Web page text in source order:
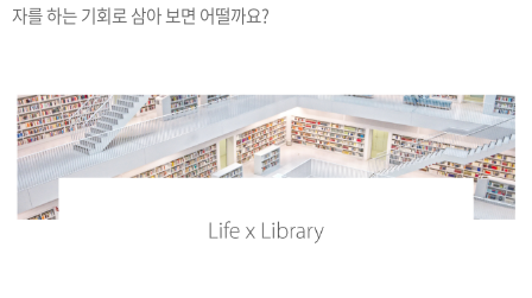
자를 하는 기회로 삼아 보면 어떨까요?